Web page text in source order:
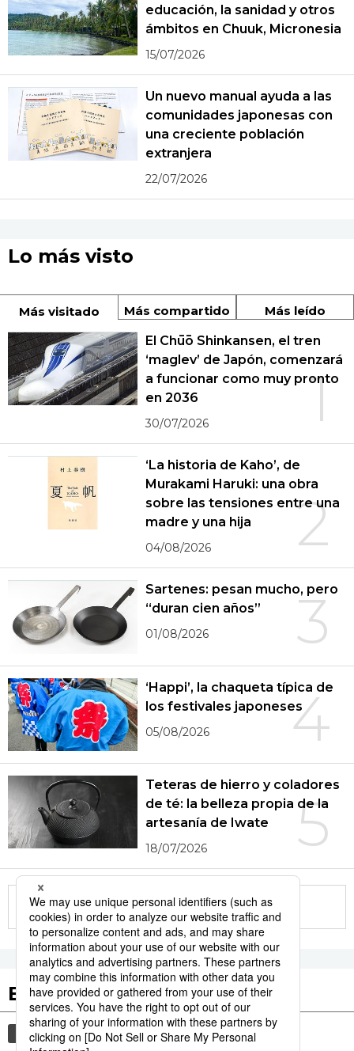
educación, la sanidad y otros
ámbitos en Chuuk, Micronesia
15/07/2026
Un nuevo manual ayuda a las
comunidades japonesas con
una creciente población
extranjera
22/07/2026
Lo más visto
Más visitado Más compartido Más leído
1
El Chūō Shinkansen, el tren
‘maglev’ de Japón, comenzará
a funcionar como muy pronto
en 2036
30/07/2026
2
‘La historia de Kaho’, de
Murakami Haruki: una obra
sobre las tensiones entre una
madre y una hija
04/08/2026
3
Sartenes: pesan mucho, pero
“duran cien años”
01/08/2026
4
‘Happi’, la chaqueta típica de
los festivales japoneses
05/08/2026
5
Teteras de hierro y coladores
de té: la belleza propia de la
artesanía de Iwate
18/07/2026
More in this series
Etiquetas destacadas
cultura gastronomía vida cortesía